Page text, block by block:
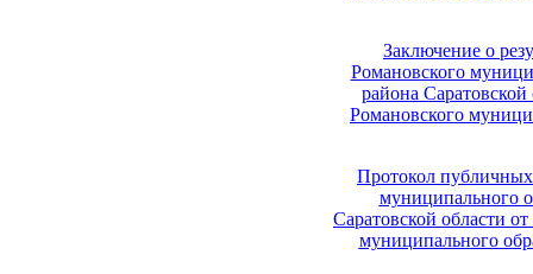
Заключение о
Романовского
района
Романовского
Протокол
муниципального
Саратовской области
муниципального